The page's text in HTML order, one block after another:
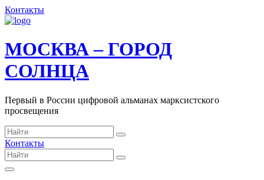
Контакты
МОСКВА – ГОРОД
СОЛНЦА
Первый в России цифровой альманах марксистского
просвещения
Контакты